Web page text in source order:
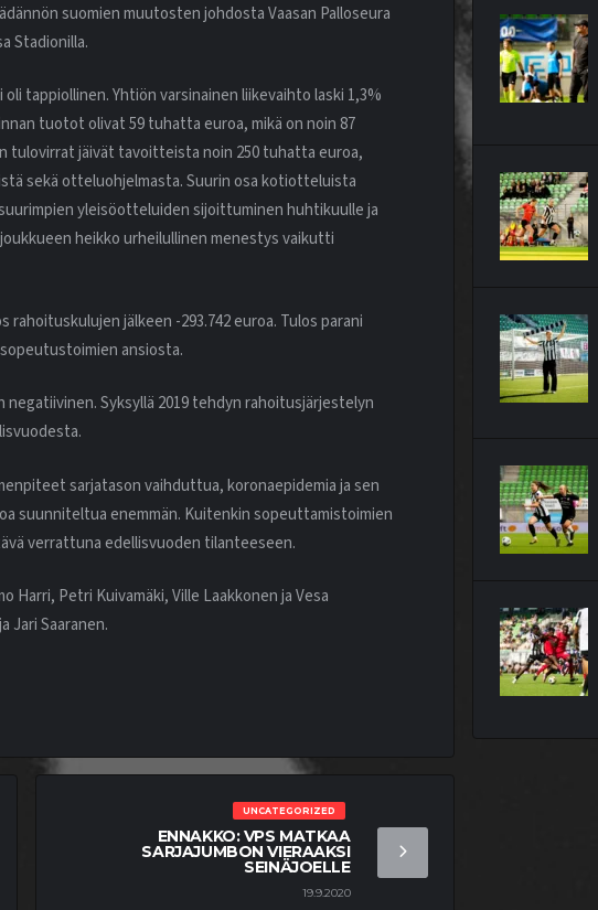
suomien muutosten johdosta Vaasan Palloseura
Stadionilla.
tappiollinen. Yhtiön varsinainen liikevaihto laski 1,3%
tuotot olivat 59 tuhatta euroa, mikä on noin 87
tulovirrat jäivät tavoitteista noin 250 tuhatta euroa,
sekä otteluohjelmasta. Suurin osa kotiotteluista
yleisöotteluiden sijoittuminen huhtikuulle ja
heikko urheilullinen menestys vaikutti
jälkeen -293.742 euroa. Tulos parani
ansiosta.
negatiivinen. Syksyllä 2019 tehdyn rahoitusjärjestelyn
sarjatason vaihduttua, koronaepidemia ja sen
suunniteltua enemmän. Kuitenkin sopeuttamistoimien
verrattuna edellisvuoden tilanteeseen.
Harri, Petri Kuivamäki, Ville Laakkonen ja Vesa
Jari Saaranen.
UNCATEGORIZED
ENNAKKO: VPS MATKAA
SARJAJUMBON VIERAAKSI
SEINÄJOELLE
19.9.2020